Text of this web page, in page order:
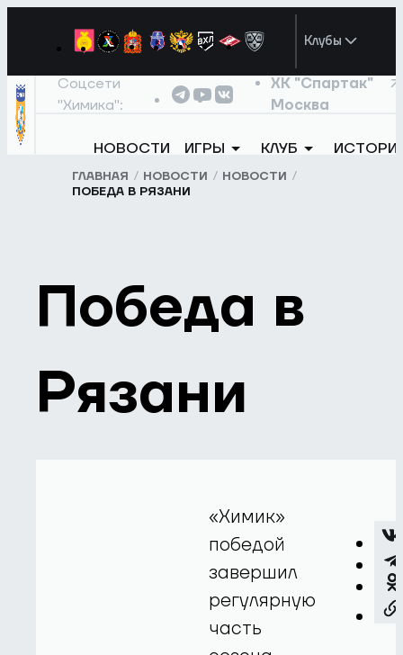
Клубы
Соцсети
"Химика":
ХК "Спартак"
Москва
НОВОСТИ ИГРЫ КЛУБ
ГЛАВНАЯ НОВОСТИ
НОВОСТИ
ПОБЕДА В РЯЗАНИ
Победа в
Рязани
«Химик»
победой
завершил
регулярную
часть